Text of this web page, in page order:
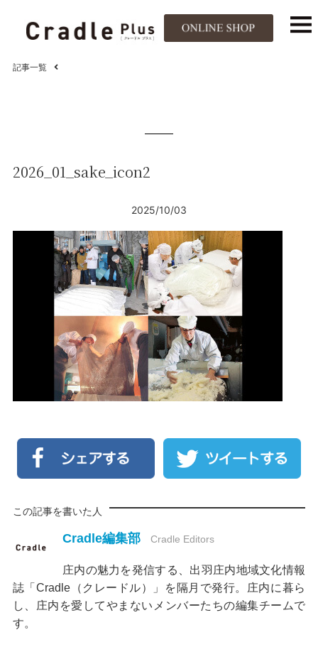
記事一覧
2026_01_sake_icon2
2025/10/03
この記事を書いた人
Cradle編集部 Cradle Editors
庄内の魅力を発信する、出羽庄内地域文化情報
誌「Cradle（クレードル）」を隔月で発行。庄内に暮ら
し、庄内を愛してやまないメンバーたちの編集チームで
す。